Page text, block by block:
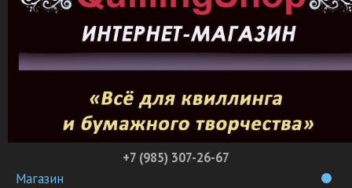
+7 (985) 307-26-67
Магазин